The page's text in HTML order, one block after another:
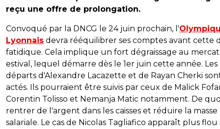
reçu une offre de prolongation.
Convoqué par la DNCG le 24 juin prochain, l'
Lyonnais devra rééquilibrer ses comptes avant cette
fatidique. Cela implique un fort dégraissage au
estival, lequel démarre dès le 1er juin cette année. Les
départs d'Alexandre Lacazette et de Rayan Cherki
actés. Ils pourraient être suivis par ceux de Malick
Corentin Tolisso et Nemanja Matic notamment. De
rentrer de l'argent dans les caisses et réduire la masse
salariale. Le cas de Nicolas Tagliafico apparaît plus